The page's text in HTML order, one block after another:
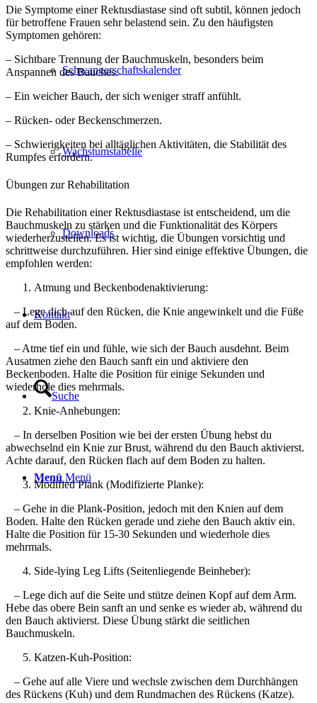
Schwangerschaftskalender
Wachstumstabelle
Downloads
Kontakt
Suche
Menü Menü
Die Symptome einer Rektusdiastase sind oft subtil, können jedoch
für betroffene Frauen sehr belastend sein. Zu den häufigsten
Symptomen gehören:
– Sichtbare Trennung der Bauchmuskeln, besonders beim
Anspannen des Bauches.
– Ein weicher Bauch, der sich weniger straff anfühlt.
– Rücken- oder Beckenschmerzen.
– Schwierigkeiten bei alltäglichen Aktivitäten, die Stabilität des
Rumpfes erfordern.
Übungen zur Rehabilitation
Die Rehabilitation einer Rektusdiastase ist entscheidend, um die
Bauchmuskeln zu stärken und die Funktionalität des Körpers
wiederherzustellen. Es ist wichtig, die Übungen vorsichtig und
schrittweise durchzuführen. Hier sind einige effektive Übungen, die
empfohlen werden:
Atmung und Beckenbodenaktivierung:
– Lege dich auf den Rücken, die Knie angewinkelt und die Füße
auf dem Boden.
– Atme tief ein und fühle, wie sich der Bauch ausdehnt. Beim
Ausatmen ziehe den Bauch sanft ein und aktiviere den
Beckenboden. Halte die Position für einige Sekunden und
wiederhole dies mehrmals.
Knie-Anhebungen:
– In derselben Position wie bei der ersten Übung hebst du
abwechselnd ein Knie zur Brust, während du den Bauch aktivierst.
Achte darauf, den Rücken flach auf dem Boden zu halten.
Modified Plank (Modifizierte Planke):
– Gehe in die Plank-Position, jedoch mit den Knien auf dem
Boden. Halte den Rücken gerade und ziehe den Bauch aktiv ein.
Halte die Position für 15-30 Sekunden und wiederhole dies
mehrmals.
Side-lying Leg Lifts (Seitenliegende Beinheber):
– Lege dich auf die Seite und stütze deinen Kopf auf dem Arm.
Hebe das obere Bein sanft an und senke es wieder ab, während du
den Bauch aktivierst. Diese Übung stärkt die seitlichen
Bauchmuskeln.
Katzen-Kuh-Position:
– Gehe auf alle Viere und wechsle zwischen dem Durchhängen
des Rückens (Kuh) und dem Rundmachen des Rückens (Katze).